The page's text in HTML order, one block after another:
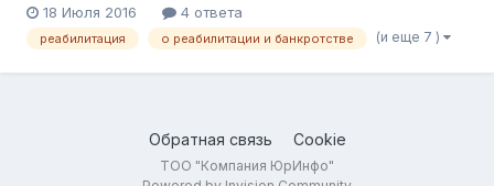
господдержке?
18 Июля 2016 4 ответа
реабилитация о реабилитации и банкротстве (и еще 7 )
Обратная связь Cookie
ТОО "Компания ЮрИнфо"